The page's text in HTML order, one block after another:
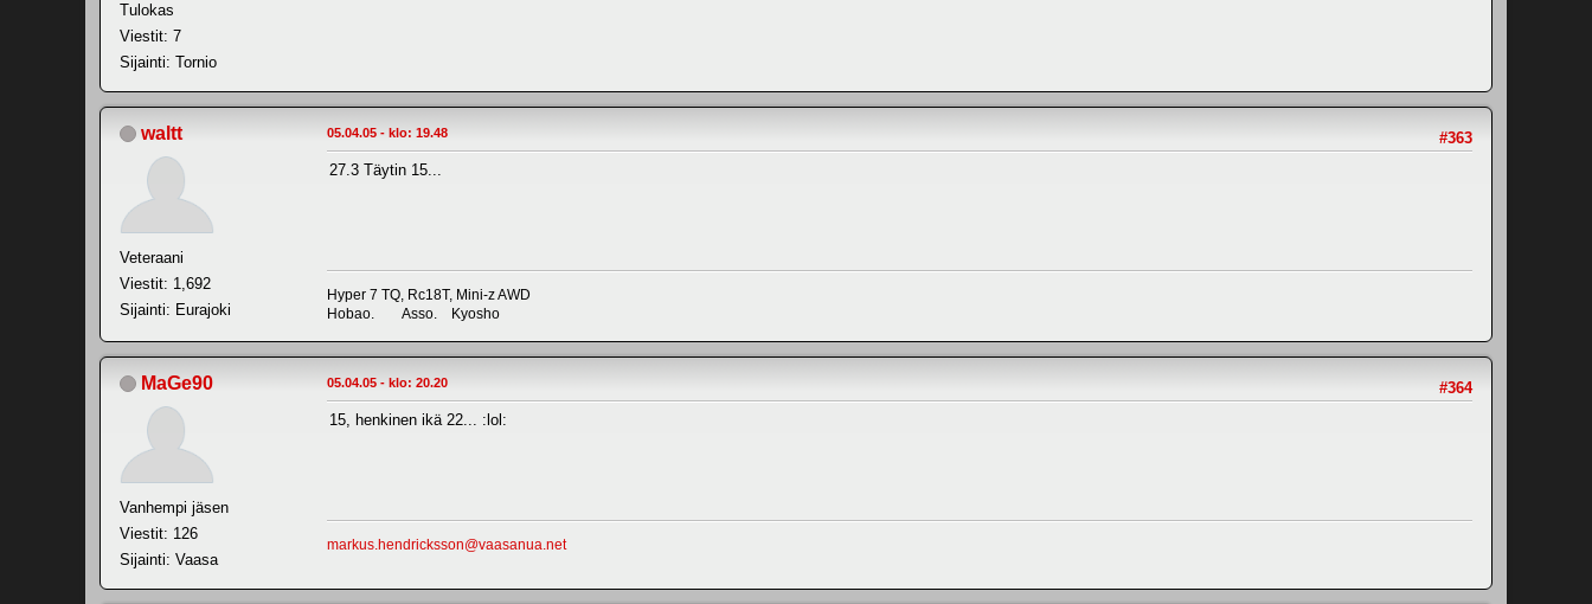
Tulokas
Viestit: 7
Sijainti: Tornio
waltt
Veteraani
Viestit: 1,692
Sijainti: Eurajoki
#363
05.04.05 - klo: 19.48
27.3 Täytin 15...
Hyper 7 TQ, Rc18T, Mini-z AWD
Hobao. Asso. Kyosho
MaGe90
Vanhempi jäsen
Viestit: 126
Sijainti: Vaasa
#364
05.04.05 - klo: 20.20
15, henkinen ikä 22... :lol:
markus.hendricksson@vaasanua.net